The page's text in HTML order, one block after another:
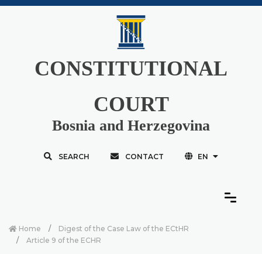
CONSTITUTIONAL
COURT
Bosnia and Herzegovina
SEARCH CONTACT EN
Home
Digest of the Case Law of the ECtHR
Article 9 of the ECHR